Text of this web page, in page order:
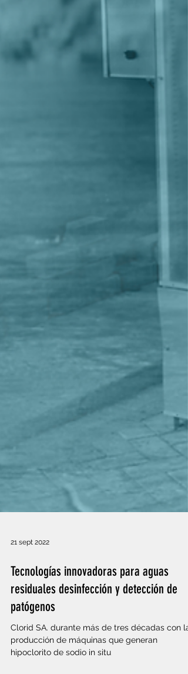
21 sept 2022
Tecnologías innovadoras para aguas
residuales desinfección y detección de
patógenos
Clorid SA. durante más de tres décadas con la